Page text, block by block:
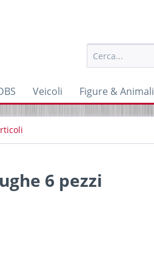
Veicoli Figure & Animali
6 pezzi